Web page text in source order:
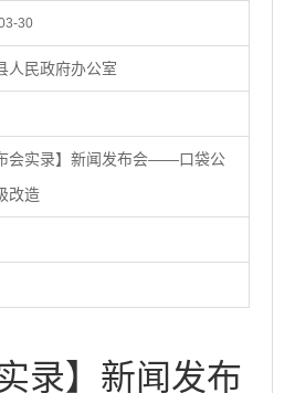
30
人民政府办公室
会实录】新闻发布会——口袋公
改造
录】新闻发布